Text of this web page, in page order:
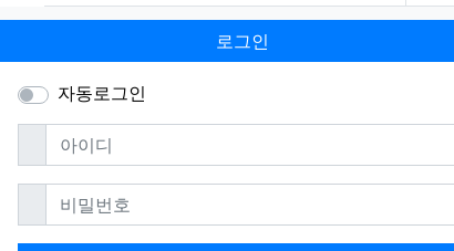
로그인
자동로그인
아이디필수
비밀번호필수